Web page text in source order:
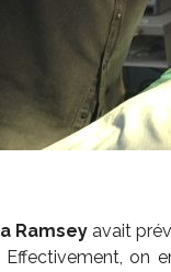
Ramseyavait
Effectivement, on